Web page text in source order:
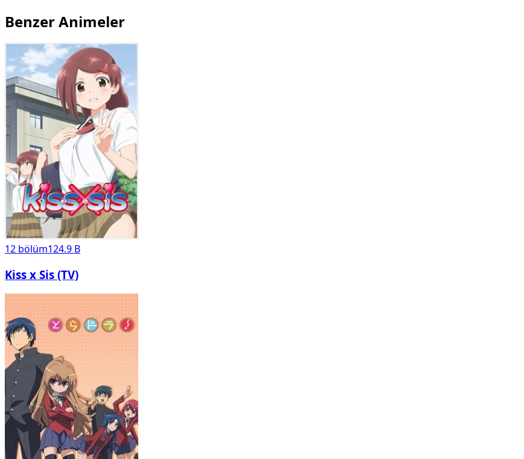
Benzer Animeler
12 bölüm124.9 B
Kiss x Sis (TV)